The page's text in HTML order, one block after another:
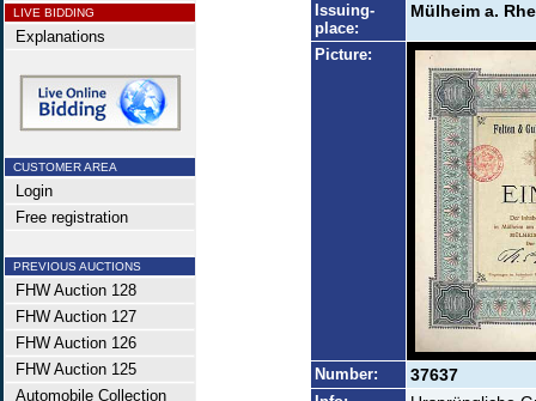
LIVE BIDDING
Explanations
CUSTOMER AREA
Login
Free registration
PREVIOUS AUCTIONS
FHW Auction 128
FHW Auction 127
FHW Auction 126
FHW Auction 125
Automobile Collection
Issuing-
place:
Mülheim a.
Picture:
Number: 37637